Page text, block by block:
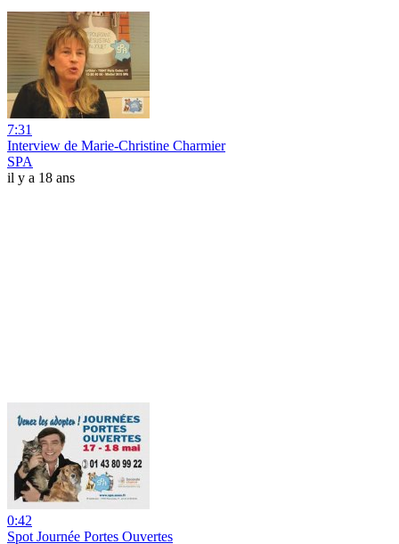
7:31
Interview de Marie-Christine Charmier
SPA
il y a 18 ans
0:42
Spot Journée Portes Ouvertes